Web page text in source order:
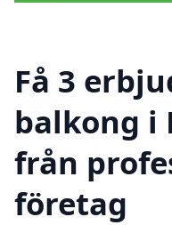
Få 3
balkong i
från
företag